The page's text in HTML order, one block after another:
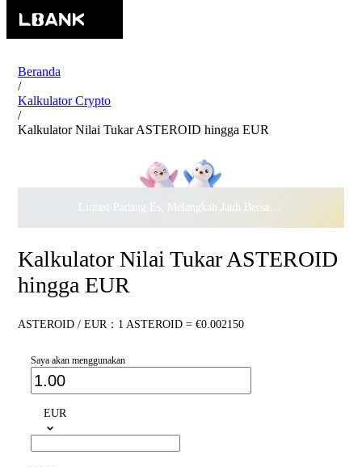
Beranda
/
Kalkulator Crypto
/
Kalkulator Nilai Tukar ASTEROID hingga EUR
Lintasi Padang Es, Melangkah Jauh Bersama · Rayakan
Kalkulator Nilai Tukar ASTEROID
hingga EUR
ASTEROID / EUR：1 ASTEROID = €0.002150
Saya akan menggunakan
EUR